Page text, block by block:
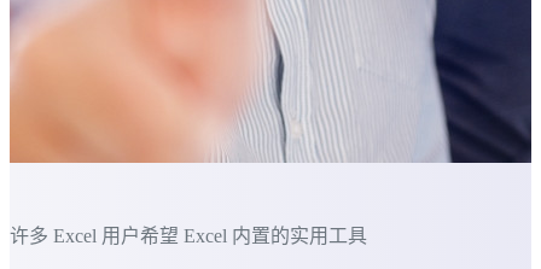
许多 Excel 用户希望 Excel 内置的实用工具